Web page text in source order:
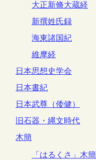
大正新脩大蔵経
新撰姓氏録
海東諸国紀
維摩経
日本思想史学会
日本書紀
日本武尊（倭健）
旧石器・縄文時代
木簡
「はるくさ」木簡